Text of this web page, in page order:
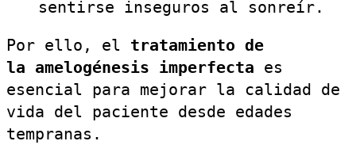
sentirse inseguros al sonreír.
Por ello, el tratamiento de
la amelogénesis imperfecta es
esencial para mejorar la calidad de
vida del paciente desde edades
tempranas.